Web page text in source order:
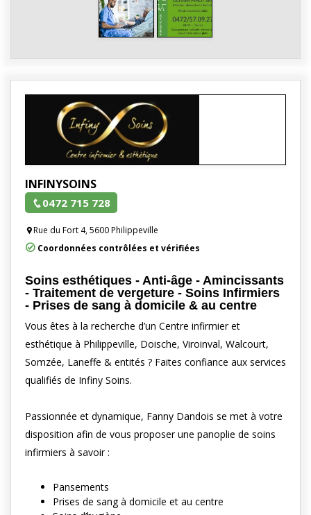
INFINYSOINS
0472 715 728
Rue du Fort 4, 5600 Philippeville
Coordonnées contrôlées et vérifiées
Soins esthétiques - Anti-âge - Amincissants
- Traitement de vergeture - Soins Infirmiers
- Prises de sang à domicile & au centre
Vous êtes à la recherche d’un Centre infirmier et
esthétique à Philippeville, Doische, Viroinval, Walcourt,
Somzée, Laneffe & entités ? Faites confiance aux services
qualifiés de Infiny Soins.
Passionnée et dynamique, Fanny Dandois se met à votre
disposition afin de vous proposer une panoplie de soins
infirmiers à savoir :
Pansements
Prises de sang à domicile et au centre